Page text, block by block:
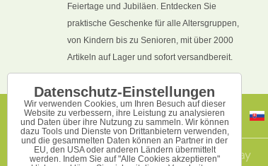
Feiertage und Jubiläen. Entdecken Sie
praktische Geschenke für alle Altersgruppen,
von Kindern bis zu Senioren, mit über 2000
Artikeln auf Lager und sofort versandbereit.
Datenschutz-Einstellungen
Wir verwenden Cookies, um Ihren Besuch auf dieser
Website zu verbessern, ihre Leistung zu analysieren
und Daten über ihre Nutzung zu sammeln. Wir können
dazu Tools und Dienste von Drittanbietern verwenden,
und die gesammelten Daten können an Partner in der
EU, den USA oder anderen Ländern übermittelt
werden. Indem Sie auf "Alle Cookies akzeptieren"